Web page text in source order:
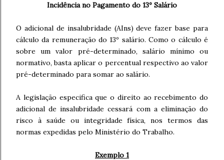
Incidência no Pagamento do 13º Salário
O adicional de insalubridade (AIns) deve fazer base para
cálculo da remuneração do 13º salário. Como o cálculo é
sobre um valor pré-determinado, salário mínimo ou
normativo, basta aplicar o percentual respectivo ao valor
pré-determinado para somar ao salário.
A legislação especifica que o direito ao recebimento do
adicional de insalubridade cessará com a eliminação do
risco à saúde ou integridade física, nos termos das
normas expedidas pelo Ministério do Trabalho.
Exemplo 1